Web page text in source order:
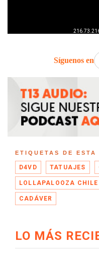
Síguenos en
ETIQUETAS DE ESTA
D4VD TATUAJES
LOLLAPALOOZA CHILE
CADÁVER
LO MÁS